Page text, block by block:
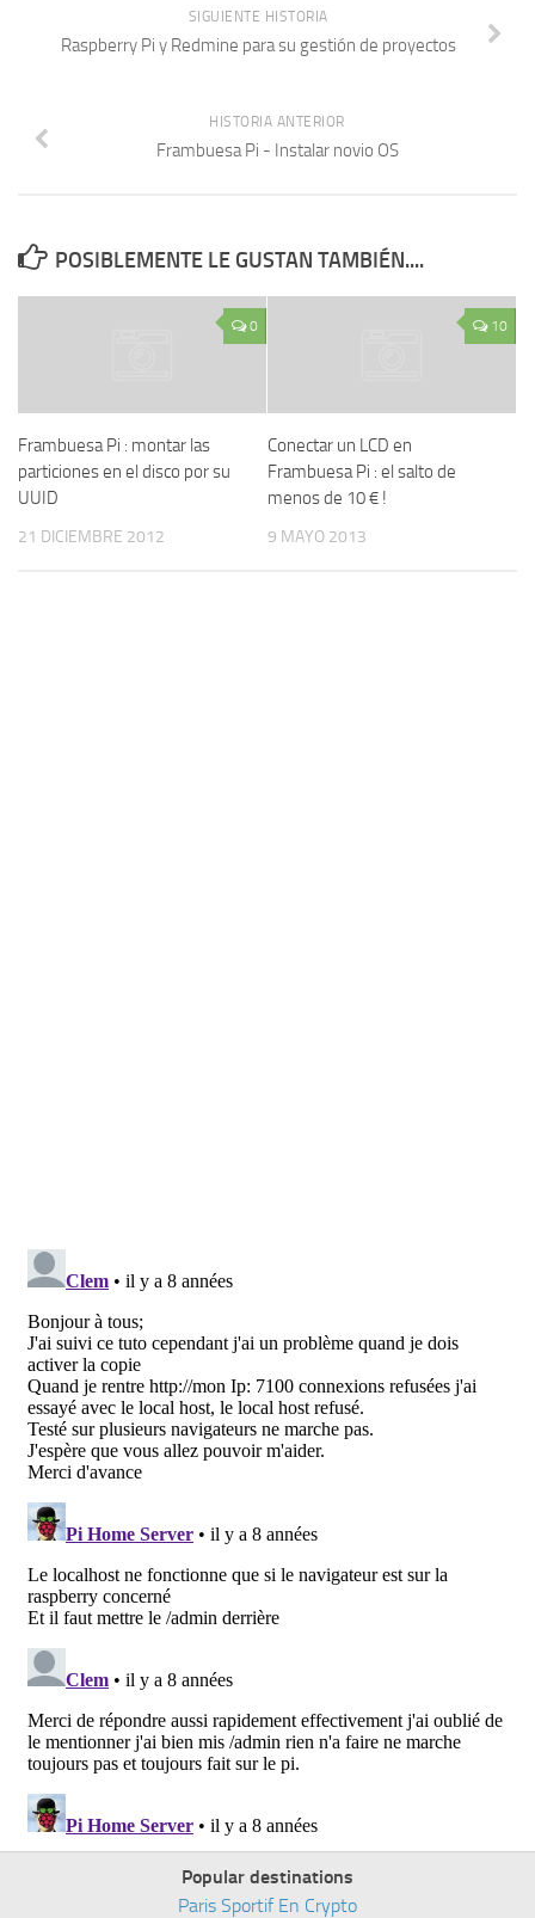
SIGUIENTE HISTORIA
Raspberry Pi y Redmine para su gestión de proyectos
HISTORIA ANTERIOR
Frambuesa Pi - Instalar novio OS
POSIBLEMENTE LE GUSTAN TAMBIÉN....
0
Frambuesa Pi : montar las
particiones en el disco por su
UUID
21 DICIEMBRE 2012
10
Conectar un LCD en
Frambuesa Pi : el salto de
menos de 10 € !
9 MAYO 2013
Popular destinations
Paris Sportif En Crypto